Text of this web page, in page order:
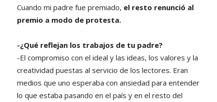
Cuando mi padre fue premiado, el resto renunció al
premio a modo de protesta.
-¿Qué reflejan los trabajos de tu padre?
-El compromiso con el ideal y las ideas, los valores y la
creatividad puestas al servicio de los lectores. Eran
medios que uno esperaba con ansiedad para entender
lo que estaba pasando en el país y en el resto del